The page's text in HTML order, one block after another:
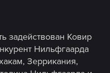
задействован Ковир
Нильфгаарда
Зеррикания,